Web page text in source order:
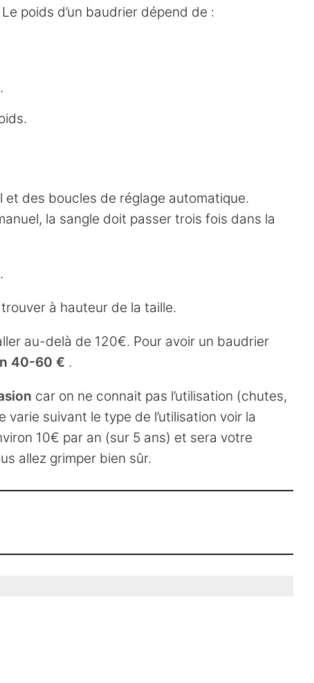
poids d’un baudrier dépend de :
des boucles de réglage automatique.
la sangle doit passer trois fois dans la
à hauteur de la taille.
au-delà de 120€. Pour avoir un baudrier
40-60 € .
car on ne connait pas l’utilisation (chutes,
suivant le type de l’utilisation voir la
10€ par an (sur 5 ans) et sera votre
allez grimper bien sûr.